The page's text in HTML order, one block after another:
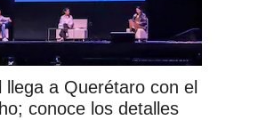
llega a Querétaro con el
conoce los detalles